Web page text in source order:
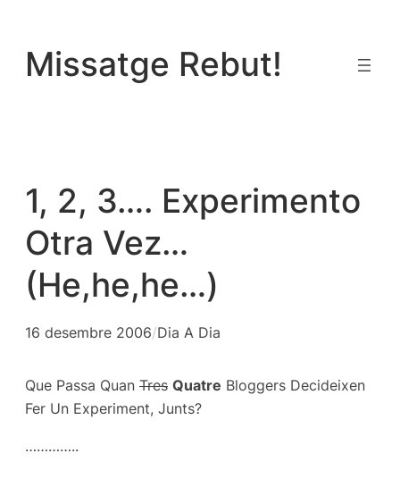
contingut
Missatge Rebut!
1, 2, 3…. Experimento
Otra Vez…
(He,he,he…)
16 desembre 2006/Dia A Dia
Que Passa Quan Tres Quatre Bloggers Decideixen
Fer Un Experiment, Junts?
…………..